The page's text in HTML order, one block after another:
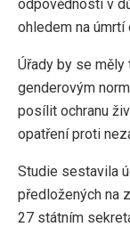
odpovědnosti v
ohledem na úmrtí
Úřady by se
genderovým
posílit ochranu
opatření proti
Studie sestavila
předložených na
27 státním